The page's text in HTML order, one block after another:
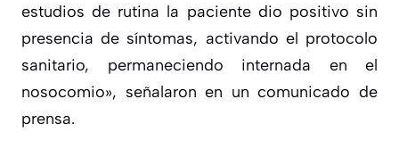
estudios de rutina la paciente dio positivo sin
presencia de síntomas, activando el protocolo
sanitario, permaneciendo internada en el
nosocomio», señalaron en un comunicado de
prensa.